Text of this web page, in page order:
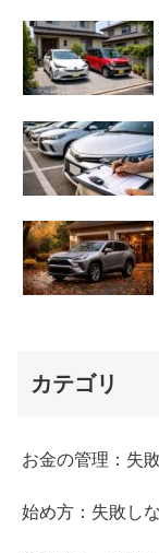
カテゴリ
お金の管理：失
始め方：失敗し